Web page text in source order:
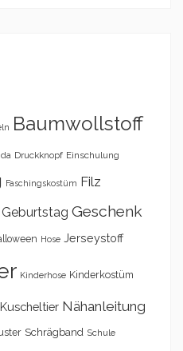
Baumwollstoff
Druckknopf Einschulung
Faschingskostüm Filz
Geburtstag Geschenk
Hose Jerseystoff
Kinderhose Kinderkostüm
Kuscheltier Nähanleitung
Schrägband Schule